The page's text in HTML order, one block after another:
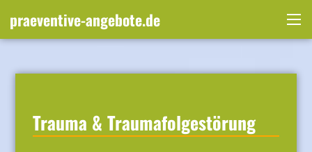
praeventive-angebote.de
Trauma & Traumafolgestörung